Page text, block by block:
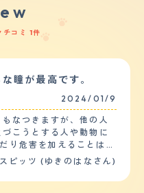
チコミ 1件
瞳が最高です。
2024/01/9
なつきますが、他の人
こうとする人や動物に
り危害を加えることはあ
と分かると喜んで近づ
呼ぶとすぐに近寄ってき
ピッツ (ゆきのはなさん)